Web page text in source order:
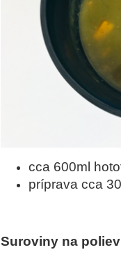
cca 600ml
príprava cca
Suroviny na